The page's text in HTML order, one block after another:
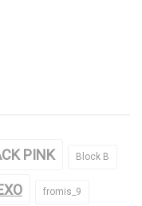
PINK Block B
fromis_9